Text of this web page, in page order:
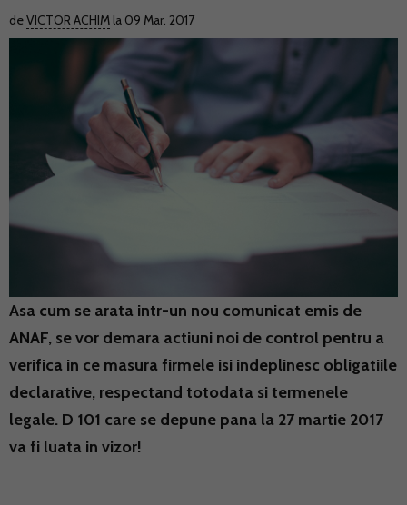
deVICTOR ACHIM la 09 Mar. 2017
Asa cum se arata intr-un nou comunicat emis de
ANAF, se vor demara actiuni noi de control pentru a
verifica in ce masura firmele isi indeplinesc obligatiile
declarative, respectand totodata si termenele
legale. D 101 care se depune pana la 27 martie 2017
va fi luata in vizor!